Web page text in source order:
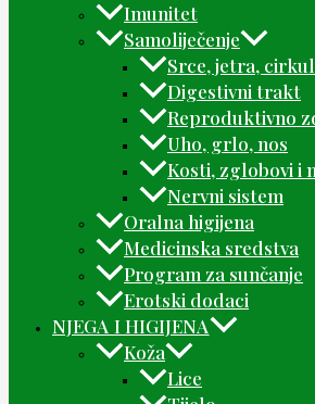
Imunitet
Samoliječenje
Srce, jetra,
Digestivni trakt
Reproduktivno
Uho, grlo, nos
Kosti, zglobovi i
Nervni sistem
Oralna higijena
Medicinska sredstva
Program za sunčanje
Erotski dodaci
NJEGA I HIGIJENA
Koža
Lice